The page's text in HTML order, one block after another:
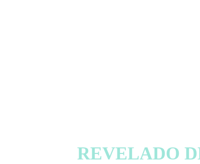
REVELADO